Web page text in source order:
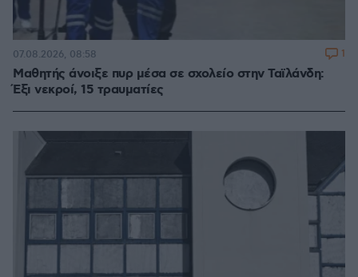
Μαθητής άνοιξε πυρ μέσα σε σχολείο στην Ταϊλάνδη:
Έξι νεκροί, 15 τραυματίες
07.08.2026, 08:58 1